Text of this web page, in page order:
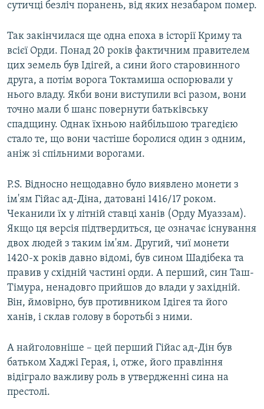
сутичці безліч поранень, від яких незабаром помер.
Так закінчилася ще одна епоха в історії Криму та
всієї Орди. Понад 20 років фактичним правителем
цих земель був Ідігей, а сини його старовинного
друга, а потім ворога Токтамиша оспорювали у
нього владу. Якби вони виступили всі разом, вони
точно мали б шанс повернути батьківську
спадщину. Однак їхньою найбільшою трагедією
стало те, що вони частіше боролися один з одним,
аніж зі спільними ворогами.
P.S. Відносно нещодавно було виявлено монети з
ім'ям Гійас ад-Діна, датовані 1416/17 роком.
Чеканили їх у літній ставці ханів (Орду Муаззам).
Якщо ця версія підтвердиться, це означає існування
двох людей з таким ім'ям. Другий, чиї монети
1420-х років давно відомі, був сином Шадібека та
правив у східній частині орди. А перший, син Таш-
Тімура, ненадовго прийшов до влади у західній.
Він, ймовірно, був противником Ідігея та його
ханів, і склав голову в боротьбі з ними.
А найголовніше – цей перший Гійас ад-Дін був
батьком Хаджі Герая, і, отже, його правління
відіграло важливу роль в утвердженні сина на
престолі.